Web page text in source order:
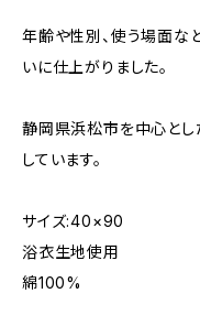
年齢や性別、使う場面な
いに仕上がりました。
静岡県浜松市を中心と
しています。
サイズ:40×90
浴衣生地使用
綿100%